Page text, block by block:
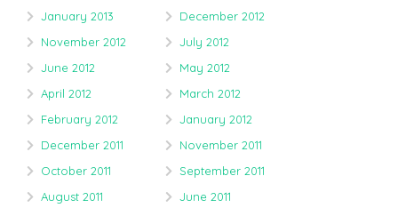
January 2013
December 2012
November 2012
July 2012
June 2012
May 2012
April 2012
March 2012
February 2012
January 2012
December 2011
November 2011
October 2011
September 2011
August 2011
June 2011